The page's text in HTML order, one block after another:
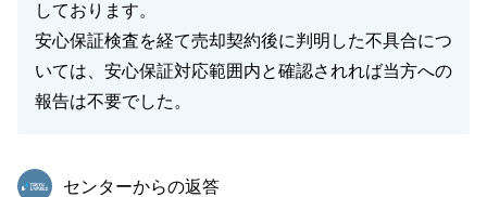
しております。
安心保証検査を経て売却契約後に判明した不具合につ
いては、安心保証対応範囲内と確認されれば当方への
報告は不要でした。
東急リバブル
センターからの返答